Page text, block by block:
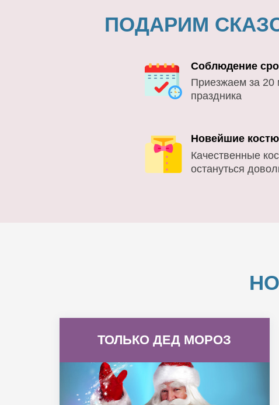
ПОДАРИМ
Соблюдение
Приезжаем за 20
праздника
Новейшие
Качественные
остануться
ТОЛЬКО ДЕД МОРОЗ